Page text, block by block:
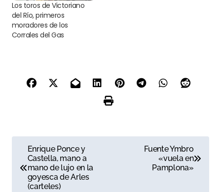
Los toros de Victoriano
del Río, primeros
moradores de los
Corrales del Gas
a
Enrique Ponce y
Castella, mano a
mano de lujo en la
goyesca de Arles
(carteles)
Fuente Ymbro
«vuela en
Pamplona»